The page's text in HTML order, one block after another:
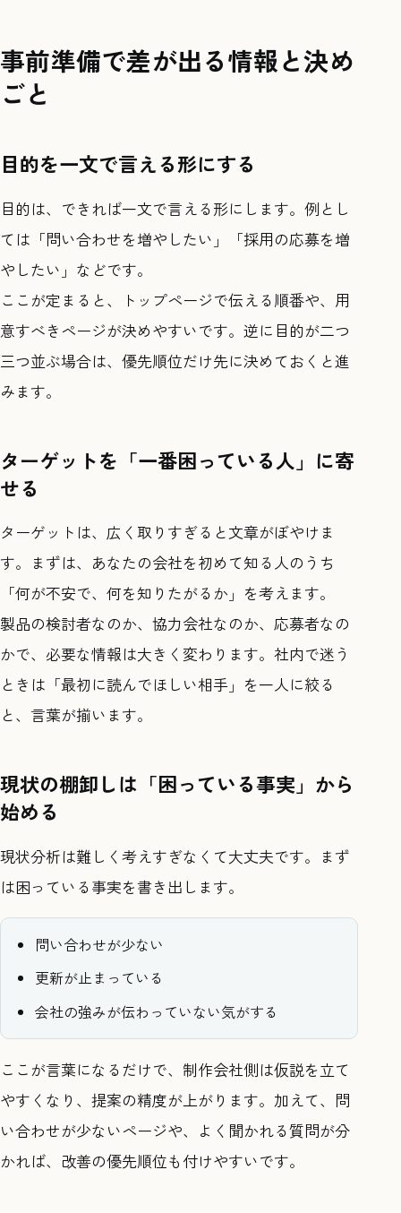
事前準備で差が出る情報と決め
ごと
目的を一文で言える形にする
目的は、できれば一文で言える形にします。例とし
ては「問い合わせを増やしたい」「採用の応募を増
やしたい」などです。
ここが定まると、トップページで伝える順番や、用
意すべきページが決めやすいです。逆に目的が二つ
三つ並ぶ場合は、優先順位だけ先に決めておくと進
みます。
ターゲットを「一番困っている人」に寄
せる
ターゲットは、広く取りすぎると文章がぼやけま
す。まずは、あなたの会社を初めて知る人のうち
「何が不安で、何を知りたがるか」を考えます。
製品の検討者なのか、協力会社なのか、応募者なの
かで、必要な情報は大きく変わります。社内で迷う
ときは「最初に読んでほしい相手」を一人に絞る
と、言葉が揃います。
現状の棚卸しは「困っている事実」から
始める
現状分析は難しく考えすぎなくて大丈夫です。まず
は困っている事実を書き出します。
問い合わせが少ない
更新が止まっている
会社の強みが伝わっていない気がする
ここが言葉になるだけで、制作会社側は仮説を立て
やすくなり、提案の精度が上がります。加えて、問
い合わせが少ないページや、よく聞かれる質問が分
かれば、改善の優先順位も付けやすいです。